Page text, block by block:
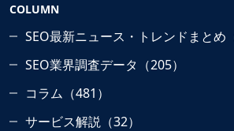
COLUMN
SEO最新ニュース・トレンドまとめ
SEO業界調査データ（205）
コラム（481）
サービス解説（32）